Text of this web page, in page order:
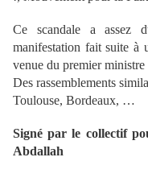
Ce scandale a assez
manifestation fait suite à
venue du premier ministre
Des rassemblements
Toulouse, Bordeaux, …
Signé par le collectif
Abdallah